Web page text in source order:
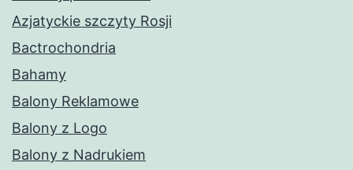
Azjatyckie szczyty Rosji
Bactrochondria
Bahamy
Balony Reklamowe
Balony z Logo
Balony z Nadrukiem